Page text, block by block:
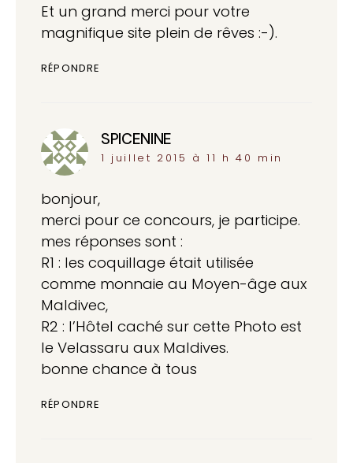
Et un grand merci pour votre
magnifique site plein de rêves :-).
RÉPONDRE
SPICENINE
1 juillet 2015 à 11 h 40 min
bonjour,
merci pour ce concours, je participe.
mes réponses sont :
R1 : les coquillage était utilisée
comme monnaie au Moyen-âge aux
Maldivec,
R2 : l’Hôtel caché sur cette Photo est
le Velassaru aux Maldives.
bonne chance à tous
RÉPONDRE